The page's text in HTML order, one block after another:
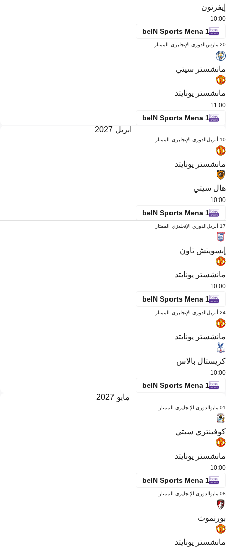
إيفرتون
10:00
beIN Sports Mena 1
20 مارس الدوري الإنجليزي الممتاز
مانشستر سيتي
مانشستر يونايتد
11:00
beIN Sports Mena 1
أبريل 2027
10 أبريل الدوري الإنجليزي الممتاز
مانشستر يونايتد
هال سيتي
10:00
beIN Sports Mena 1
17 أبريل الدوري الإنجليزي الممتاز
إبسويتش تاون
مانشستر يونايتد
10:00
beIN Sports Mena 1
24 أبريل الدوري الإنجليزي الممتاز
مانشستر يونايتد
كريستال بالاس
10:00
beIN Sports Mena 1
مايو 2027
01 مايو الدوري الإنجليزي الممتاز
كوفينتري سيتي
مانشستر يونايتد
10:00
beIN Sports Mena 1
08 مايو الدوري الإنجليزي الممتاز
بورنموث
مانشستر يونايتد